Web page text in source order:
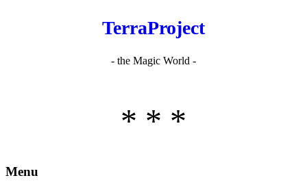
TerraProject
- the Magic World -
* * *
Menu